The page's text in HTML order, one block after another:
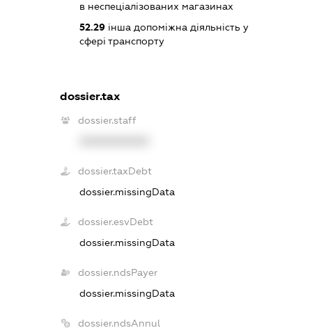
в неспеціалізованих магазинах
52.29 інша допоміжна діяльність у
сфері транспорту
dossier.tax
dossier.staff
dossier.taxDebt
dossier.missingData
dossier.esvDebt
dossier.missingData
dossier.ndsPayer
dossier.missingData
dossier.ndsAnnul